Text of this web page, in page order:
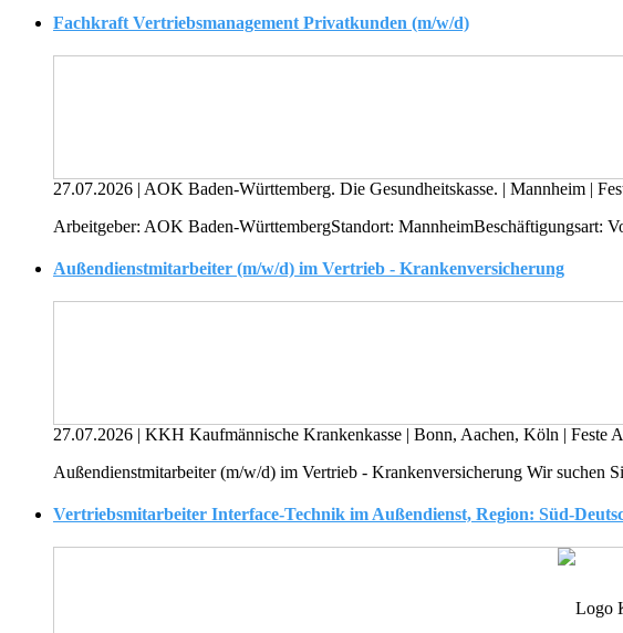
Fachkraft Vertriebsmanagement Privatkunden (m/w/d)
27.07.2026 | AOK Baden-Württemberg. Die Gesundheitskasse. | Mannheim |
Arbeitgeber: AOK Baden-WürttembergStandort: MannheimBeschäftigungsart:
Außendienstmitarbeiter (m/w/d) im Vertrieb - Krankenversicherung
27.07.2026 | KKH Kaufmännische Krankenkasse | Bonn, Aachen, Köln | Feste
Außendienstmitarbeiter (m/w/d) im Vertrieb - Krankenversicherung Wir suchen
Vertriebsmitarbeiter Interface-Technik im Außendienst, Region: Süd-